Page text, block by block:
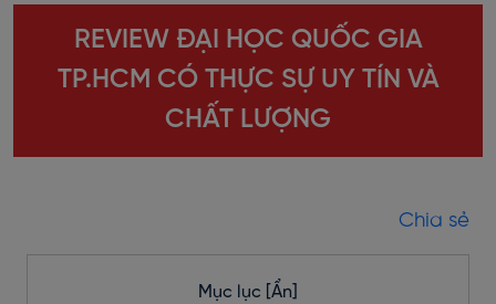
REVIEW ĐẠI HỌC QUỐC GIA
TP.HCM CÓ THỰC SỰ UY TÍN VÀ
CHẤT LƯỢNG
Chia sẻ
Mục lục [Ẩn]